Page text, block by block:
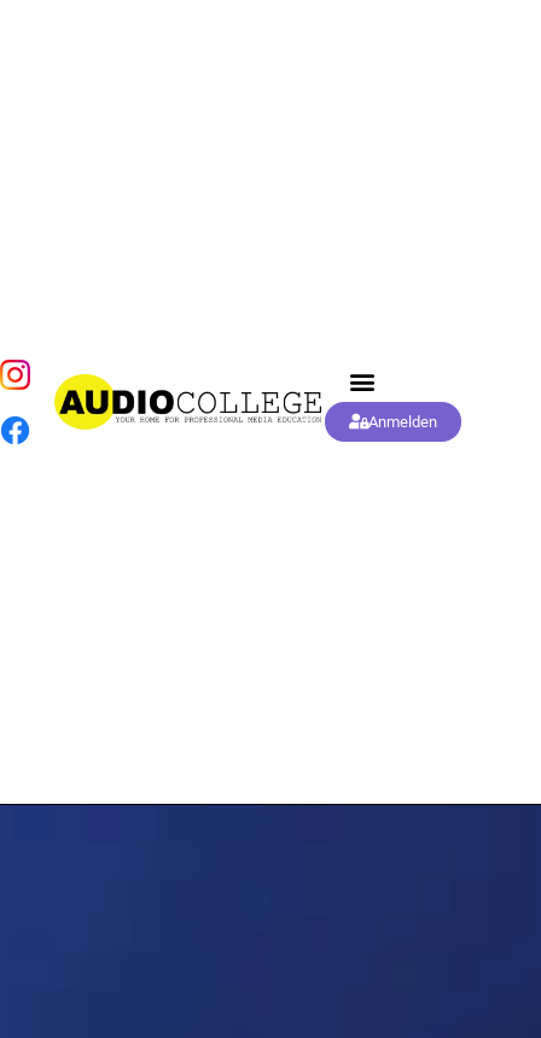
Anmelden